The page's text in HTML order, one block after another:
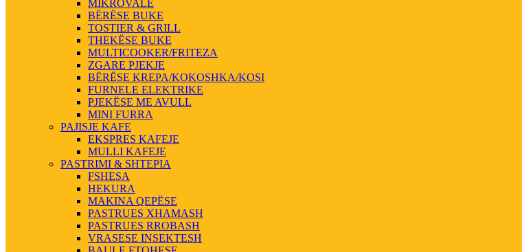
MIKROVALË
BËRËSE BUKE
TOSTIER & GRILL
THEKËSE BUKE
MULTICOOKER/FRITEZA
ZGARE PJEKJE
BËRËSE KREPA/KOKOSHKA/KOSI
FURNELE ELEKTRIKE
PJEKËSE ME AVULL
MINI FURRA
PAJISJE KAFE
EKSPRES KAFEJE
MULLI KAFEJE
PASTRIMI & SHTEPIA
FSHESA
HEKURA
MAKINA QEPËSE
PASTRUES XHAMASH
PASTRUES RROBASH
VRASESE INSEKTESH